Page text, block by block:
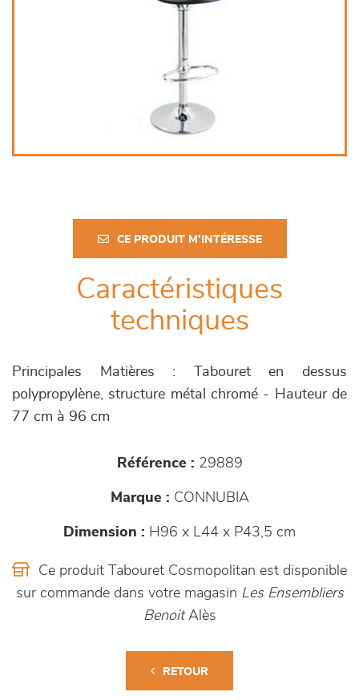
CE PRODUIT M'INTÉRESSE
Caractéristiques
techniques
Principales Matières : Tabouret en dessus
polypropylène, structure métal chromé - Hauteur de
77 cm à 96 cm
Référence : 29889
Marque : CONNUBIA
Dimension : H96 x L44 x P43,5 cm
Ce produit Tabouret Cosmopolitan est disponible
sur commande dans votre magasin Les Ensembliers
BenoitAlès
RETOUR